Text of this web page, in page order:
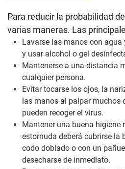
Para reducir la probabilidad
varias maneras. Las
Lavarse las manos con
y usar alcohol o gel
Mantenerse a una distancia
cualquier persona.
Evitar tocarse los ojos, la
las manos al palpar muchos
pueden recoger el virus.
Mantener una buena higiene
estornuda deberá cubrirse la
codo doblado o con un
desecharse de inmediato.